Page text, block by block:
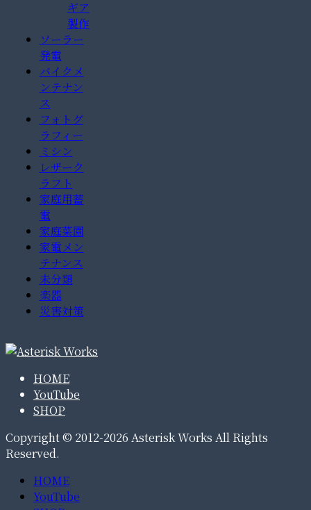
ギア
製作
ソーラー
発電
バイクメ
ンテナン
ス
フォトグ
ラフィー
ミシン
レザーク
ラフト
家庭用蓄
電
家庭菜園
家電メン
テナンス
未分類
楽器
災害対策
HOME
YouTube
SHOP
Copyright © 2012-2026 Asterisk Works All Rights
Reserved.
HOME
YouTube